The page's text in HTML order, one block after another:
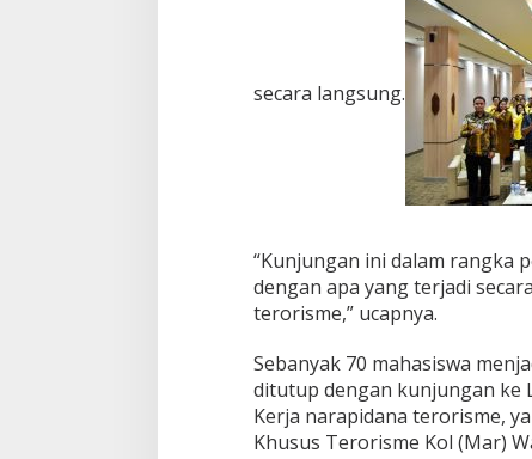
secara langsung.
“Kunjungan ini dalam rangka
dengan apa yang terjadi
terorisme,” ucapnya.
Sebanyak 70 mahasiswa
ditutup dengan kunjungan ke
Kerja narapidana terorisme,
Khusus Terorisme Kol (Mar)